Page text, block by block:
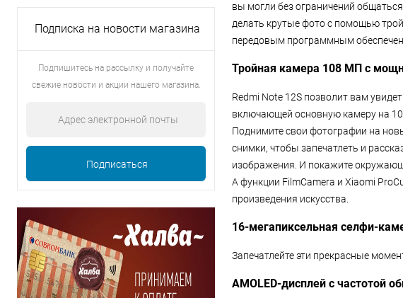
Подписка на новости магазина
Подпишитесь на рассылку и получайте
свежие новости и акции нашего магазина.
вы могли без ограничений
делать крутые фото с помощью
передовым программным
Тройная камера 108 МП с
Redmi Note 12S позволит вам
включающей основную камеру на
Поднимите свои фотографии на
снимки, чтобы запечатлеть и
изображения. И покажите
А функции FilmCamera и Xiaomi
произведения искусства.
16-мегапиксельная селфи-
Запечатлейте эти прекрасные
AMOLED-дисплей с частотой